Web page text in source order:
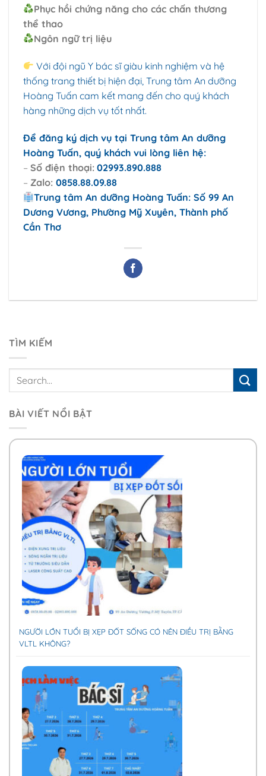
Phục hồi chứng năng cho các chấn thương
thể thao
Ngôn ngữ trị liệu
Với đội ngũ Y bác sĩ giàu kinh nghiệm và hệ
thống trang thiết bị hiện đại, Trung tâm An dưỡng
Hoàng Tuấn cam kết mang đến cho quý khách
hàng những dịch vụ tốt nhất.
Để đăng ký dịch vụ tại Trung tâm An dưỡng
Hoàng Tuấn, quý khách vui lòng liên hệ:
– Số điện thoại: 02993.890.888
– Zalo: 0858.88.09.88
Trung tâm An dưỡng Hoàng Tuấn: Số 99 An
Dương Vương, Phường Mỹ Xuyên, Thành phố
Cần Thơ
TÌM KIẾM
BÀI VIẾT NỔI BẬT
NGƯỜI LỚN TUỔI BỊ XẸP ĐỐT SỐNG CÓ NÊN ĐIỀU TRỊ BẰNG
VLTL KHÔNG?